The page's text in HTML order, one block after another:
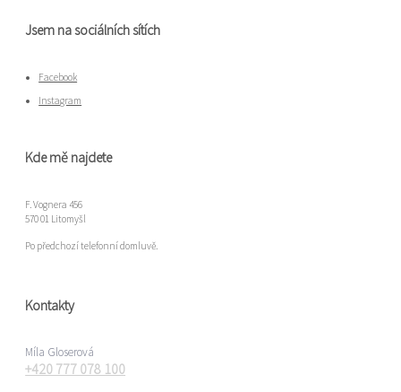
Jsem na sociálních sítích
Facebook
Instagram
Kde mě najdete
F. Vognera 456
570 01 Litomyšl
Po předchozí telefonní domluvě.
Kontakty
Míla Gloserová
+420 777 078 100